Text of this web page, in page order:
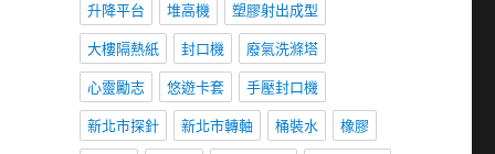
升降平台 堆高機 塑膠射出成型
大樓隔熱紙 封口機 廢氣洗滌塔
心靈勵志 悠遊卡套 手壓封口機
新北市探針 新北市轉軸 桶裝水 橡膠